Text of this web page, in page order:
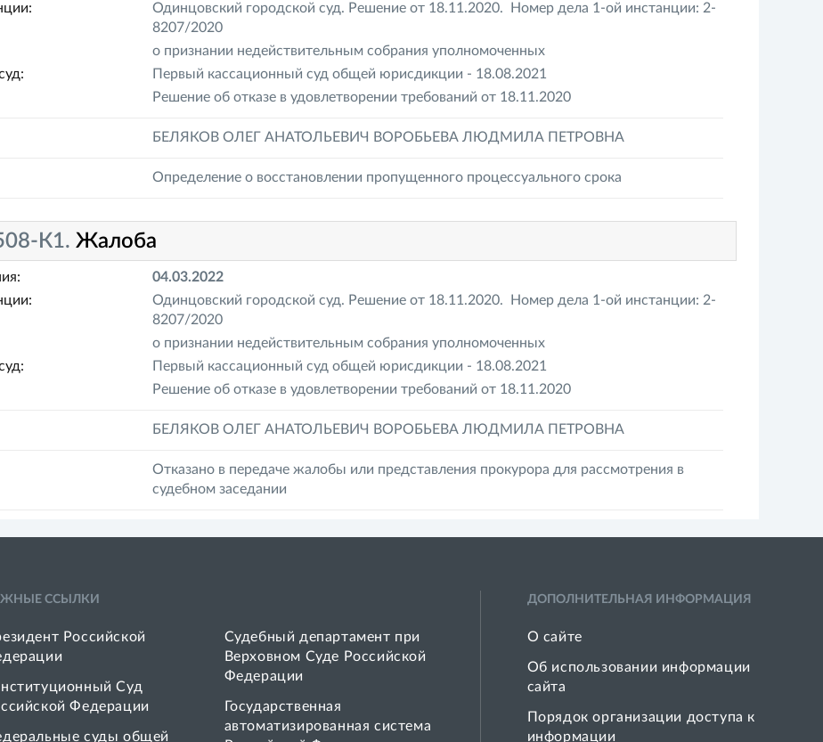
Одинцовский городской суд. Решение от 18.11.2020. Номер дела 1-ой инстанции: 2-
8207/2020
о признании недействительным собрания уполномоченных
Первый кассационный суд общей юрисдикции - 18.08.2021
Решение об отказе в удовлетворении требований от 18.11.2020
БЕЛЯКОВ ОЛЕГ АНАТОЛЬЕВИЧ ВОРОБЬЕВА ЛЮДМИЛА ПЕТРОВНА
Определение о восстановлении пропущенного процессуального срока
К1. Жалоба
04.03.2022
Одинцовский городской суд. Решение от 18.11.2020. Номер дела 1-ой инстанции: 2-
8207/2020
о признании недействительным собрания уполномоченных
Первый кассационный суд общей юрисдикции - 18.08.2021
Решение об отказе в удовлетворении требований от 18.11.2020
БЕЛЯКОВ ОЛЕГ АНАТОЛЬЕВИЧ ВОРОБЬЕВА ЛЮДМИЛА ПЕТРОВНА
Отказано в передаче жалобы или представления прокурора для рассмотрения в
судебном заседании
ССЫЛКИ
Российской
Суд
Федерации
суды общей
Судебный департамент при
Верховном Суде Российской
Федерации
Государственная
автоматизированная система
ДОПОЛНИТЕЛЬНАЯ ИНФОРМАЦИЯ
О сайте
Об использовании информации
сайта
Порядок организации доступа к
информации